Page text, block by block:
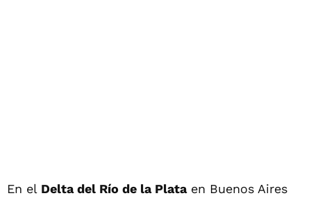
En el Delta del Río de la Plataen Buenos Aires